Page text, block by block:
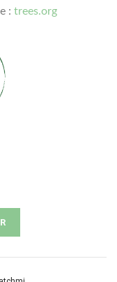
: trees.org